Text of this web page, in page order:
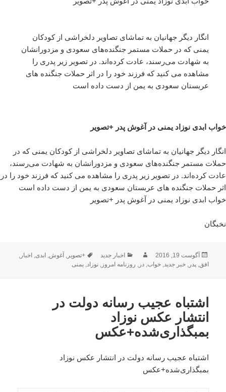
انگار دیگر جهانیان به تماشای تصاویر دلخراشی از کودکان
یمنی که در حملات مستمر جنگنده‌های سعودی و مزدورانشان
به شهادت می‌رسند، عادت کرده‌اند. در تصویر زیر پدری را
مشاهده می کنید که فرزند خود را در اثر حملات جنگنده های
عربستان سعودی به یمن از دست داده است
خواب ابدی نوزاد یمنی در آغوش پدر +تصویر
انگار دیگر جهانیان به تماشای تصاویر دلخراشی از کودکان یمنی که در
حملات مستمر جنگنده‌های سعودی و مزدورانشان به شهادت می‌رسند،
عادت کرده‌اند. در تصویر زیر پدری را مشاهده می کنید که فرزند خود را در
اثر حملات جنگنده های عربستان سعودی به یمن از دست داده است
خواب ابدی نوزاد یمنی در آغوش پدر +تصویر
نخبگان
ارسال
شده
آگوست 19, 2016 نویسندهدسته‌ها
اخبار جدید برچسب‌ها
+تصویر, آغوش, ابدی, اخبار,
افق,پدر,خبر جدید,خواب,در, روزنامه امروز,نوزاد,یمنی
اشتباه عجیب رسانه دولت در
انتشار عکس نوزاد
بمبگذاری‌شده+عکس
اشتباه عجیب رسانه دولت در انتشار عکس نوزاد
بمبگذاری‌شده+عکس